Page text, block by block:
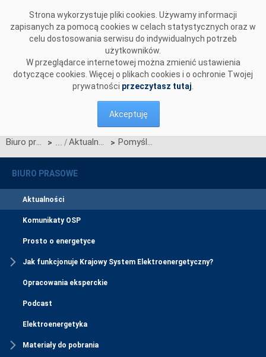
Strona wykorzystuje pliki cookies. Używamy informacji
zapisanych za pomocą cookies w celach statystycznych oraz w
celu dostosowania serwisu do indywidualnych potrzeb
użytkowników.
W przeglądarce internetowej można zmienić ustawienia
dotyczące cookies. Więcej o plikach cookies i o ochronie Twojej
prywatności przeczytasz tutaj
Akceptuję
Biuro prasowe > Aktualności > Pomyślne uruchomienie projektu 15 MTU na rynku dnia następnego
BIURO PRASOWE
Aktualności
Komunikaty OSP
Prosto o energetyce
Jak funkcjonuje Krajowy System Elektroenergetyczny?
Opracowania eksperckie
Podcast
Elektroenergetyka
Materiały do pobrania